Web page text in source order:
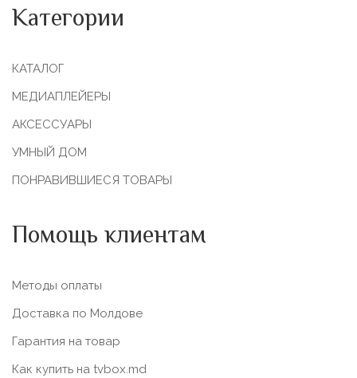
Категории
КАТАЛОГ
МЕДИАПЛЕЙЕРЫ
АКСЕССУАРЫ
УМНЫЙ ДОМ
ПОНРАВИВШИЕСЯ ТОВАРЫ
Помощь клиентам
Методы оплаты
Доставка по Молдове
Гарантия на товар
Как купить на tvbox.md